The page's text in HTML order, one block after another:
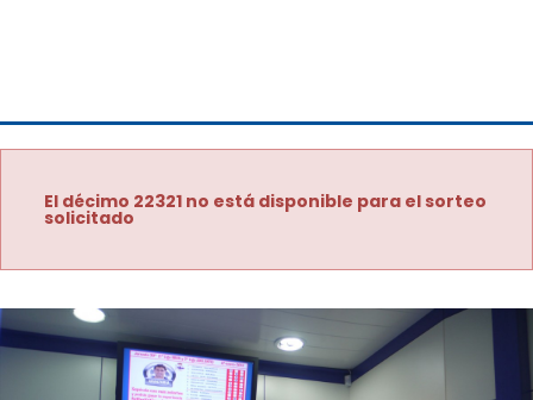
El décimo 22321 no está disponible para el sorteo
solicitado